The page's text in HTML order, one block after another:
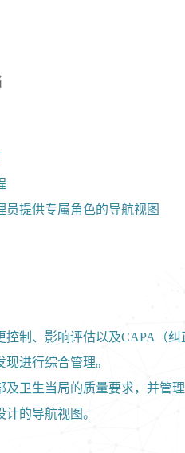
提供专属角色的导航视图
制、影响评估以及CAPA（纠
进行综合管理。
卫生当局的质量要求，并管
的导航视图。